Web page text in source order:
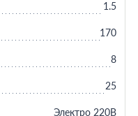
1.5
170
8
25
Электро 220В